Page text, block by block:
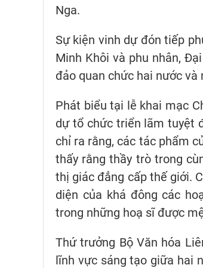
Nga.
Sự kiện vinh dự đón tiếp
Minh Khôi và phu nhân,
đảo quan chức hai nước và
Phát biểu tại lễ khai mạc
dự tổ chức triển lãm tuyệt
chỉ ra rằng, các tác phẩm
thấy rằng thầy trò trong
thị giác đẳng cấp thế giới.
diện của khá đông các
trong những hoạ sĩ được
Thứ trưởng Bộ Văn hóa
lĩnh vực sáng tạo giữa hai